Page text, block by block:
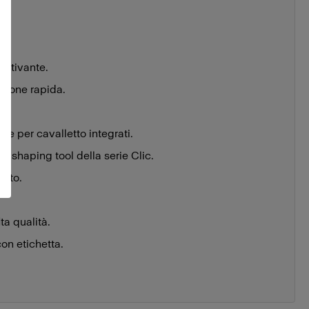
rapida.
per cavalletto integrati.
shaping tool della serie Clic.
qualità.
etichetta.